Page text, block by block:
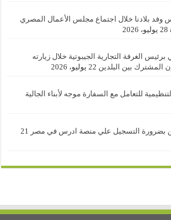
وفد بلادنا خلال اجتماع مجلس الأعمال المصري
28 يوليو، 2026
الغرفة التجارية الجيبوتية خلال زيارته
المشترك بين البلدين 22 يوليو، 2026
للتعامل مع السفارة موجه لأبناء الجالية
بضرورة التسجيل علي منصة ادرس في مصر
21